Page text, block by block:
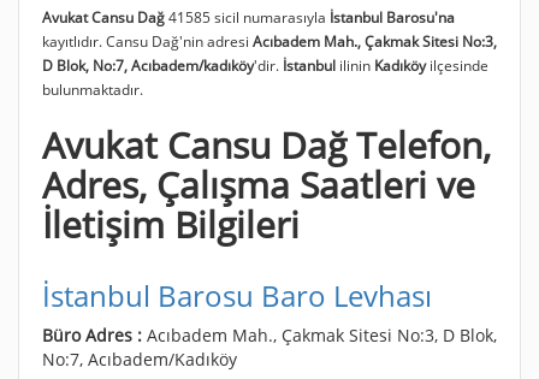
Avukat Cansu Dağ41585 sicil numarasıyla İstanbul Barosu'na
kayıtlıdır. Cansu Dağ'nin adresi Acıbadem Mah., Çakmak Sitesi No:3,
D Blok, No:7, Acıbadem/kadıköy'dir. İstanbul ilinin Kadıköyilçesinde
bulunmaktadır.
Avukat Cansu Dağ Telefon,
Adres, Çalışma Saatleri ve
İletişim Bilgileri
İstanbul Barosu Baro Levhası
Büro Adres : Acıbadem Mah., Çakmak Sitesi No:3, D Blok,
No:7, Acıbadem/Kadıköy